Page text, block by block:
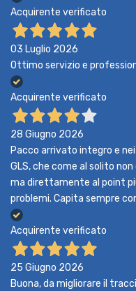
Acquirente verificato
03 Luglio 2026
Ottimo servizio e
Acquirente verificato
28 Giugno 2026
Pacco arrivato integro e
GLS, che come al solito
ma direttamente al point
problemi. Capita sempre
Acquirente verificato
25 Giugno 2026
Buona, da migliorare il